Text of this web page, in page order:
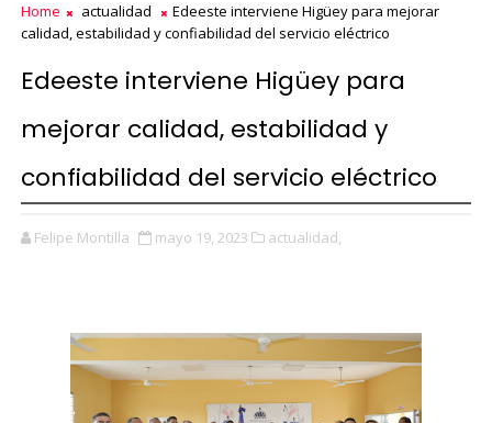
Home actualidad
Edeeste interviene Higüey para mejorar
calidad, estabilidad y confiabilidad del servicio eléctrico
Edeeste interviene Higüey para
mejorar calidad, estabilidad y
confiabilidad del servicio eléctrico
Felipe Montilla mayo 19, 2023 actualidad,